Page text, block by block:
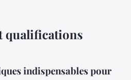
qualifications
indispensables pour